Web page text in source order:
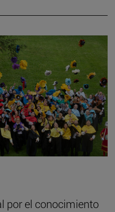
por el conocimiento